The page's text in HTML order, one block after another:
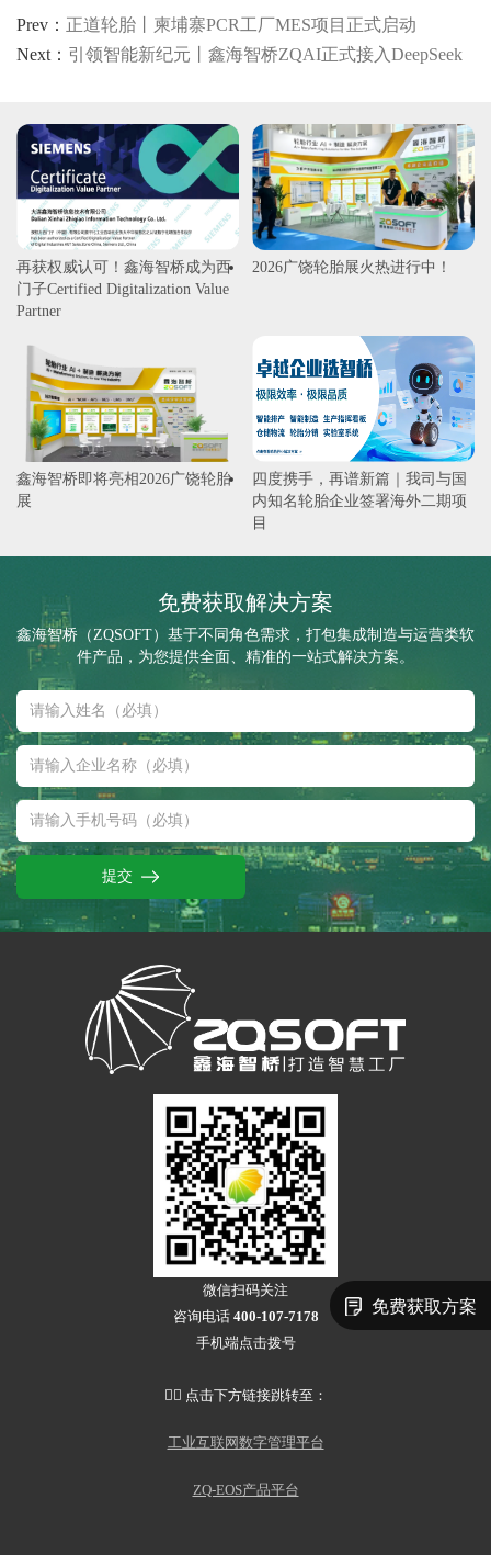
Prev： 正道轮胎丨柬埔寨PCR工厂MES项目正式启动
Next： 引领智能新纪元丨鑫海智桥ZQAI正式接入DeepSeek
再获权威认可！鑫海智桥成为西
门子Certified Digitalization Value
Partner
2026广饶轮胎展火热进行中！
鑫海智桥即将亮相2026广饶轮胎
展
四度携手，再谱新篇｜我司与国
内知名轮胎企业签署海外二期项
目
免费获取解决方案
鑫海智桥（ZQSOFT）基于不同角色需求，打包集成制造与运营类软
件产品，为您提供全面、精准的一站式解决方案。
提交
微信扫码关注
咨询电话 400-107-7178
手机端点击拨号
👇🏻 点击下方链接跳转至：
工业互联网数字管理平台
ZQ-EOS产品平台
免费获取方案